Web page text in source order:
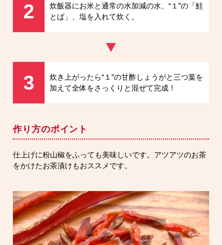
2
炊飯器にお米と通常の水加減の水、“１”の「鮭
とば」、塩を入れて炊く。
3
炊き上がったら“１”の甘酢しょうがと三つ葉を
加えて全体をさっくりと混ぜて完成！
作り方のポイント
仕上げに粉山椒をふっても美味しいです。アツアツのお茶
をかけたお茶漬けもおススメです。